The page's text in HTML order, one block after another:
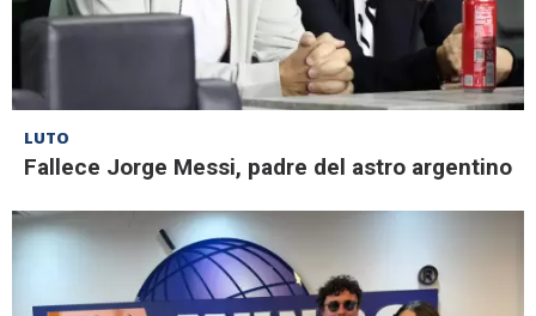
LUTO
Fallece Jorge Messi, padre del astro argentino